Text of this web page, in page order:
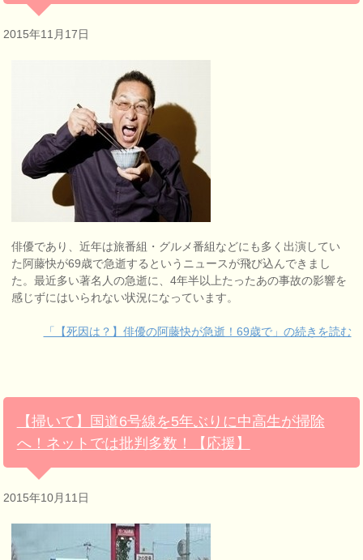
2015年11月17日
俳優であり、近年は旅番組・グルメ番組などにも多く出演してい
た阿藤快が69歳で急逝するというニュースが飛び込んできまし
た。最近多い著名人の急逝に、4年半以上たったあの事故の影響を
感じずにはいられない状況になっています。
「【死因は？】俳優の阿藤快が急逝！69歳で」の続きを読む
【掃いて】国道6号線を5年ぶりに中高生が掃除
へ！ネットでは批判多数！【応援】
2015年10月11日